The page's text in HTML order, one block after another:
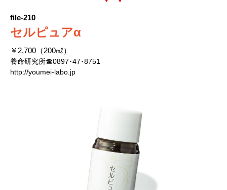
file-210
セルピュアα
￥2,700（200㎖）
養命研究所☎0897･47･8751
http://youmei-labo.jp